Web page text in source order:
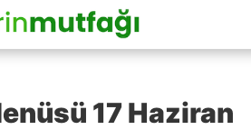
17 Haziran